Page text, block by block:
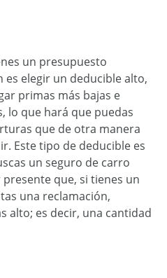
un presupuesto
elegir un deducible alto,
primas más bajas e
lo que hará que puedas
que de otra manera
Este tipo de deducible es
un seguro de carro
que, si tienes un
una reclamación,
alto; es decir, una cantidad